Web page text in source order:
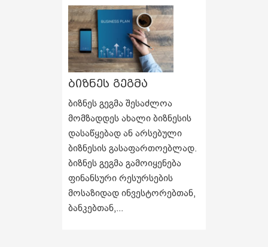
ბიზნეს გეგმა
ბიზნეს გეგმა შესაძლოა
მომზადდეს ახალი ბიზნესის
დასაწყებად ან არსებული
ბიზნესის გასაფართოებლად.
ბიზნეს გეგმა გამოიყენება
ფინანსური რესურსების
მოსაზიდად ინვესტორებთან,
ბანკებთან,...